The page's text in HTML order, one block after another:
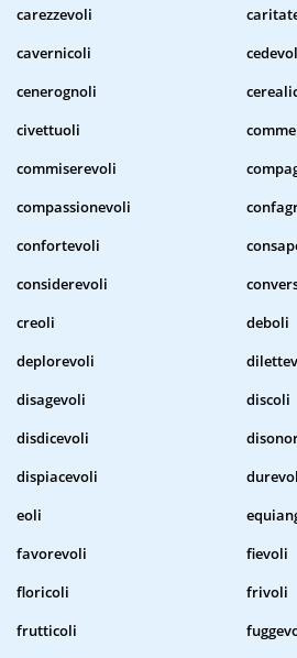
carezzevoli
cavernicoli
cenerognoli
civettuoli
commiserevoli
compassionevoli
confortevoli
considerevoli
creoli
deboli
deplorevoli
disagevoli
discoli
disdicevoli
dispiacevoli
eoli
favorevoli
fievoli
floricoli
frivoli
frutticoli